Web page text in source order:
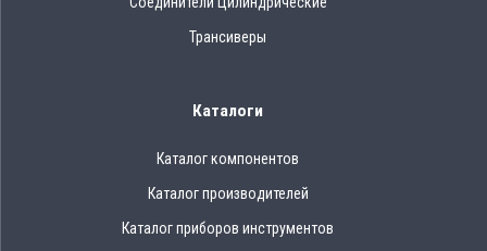
Трансиверы
Каталоги
Каталог компонентов
Каталог производителей
Каталог приборов инструментов